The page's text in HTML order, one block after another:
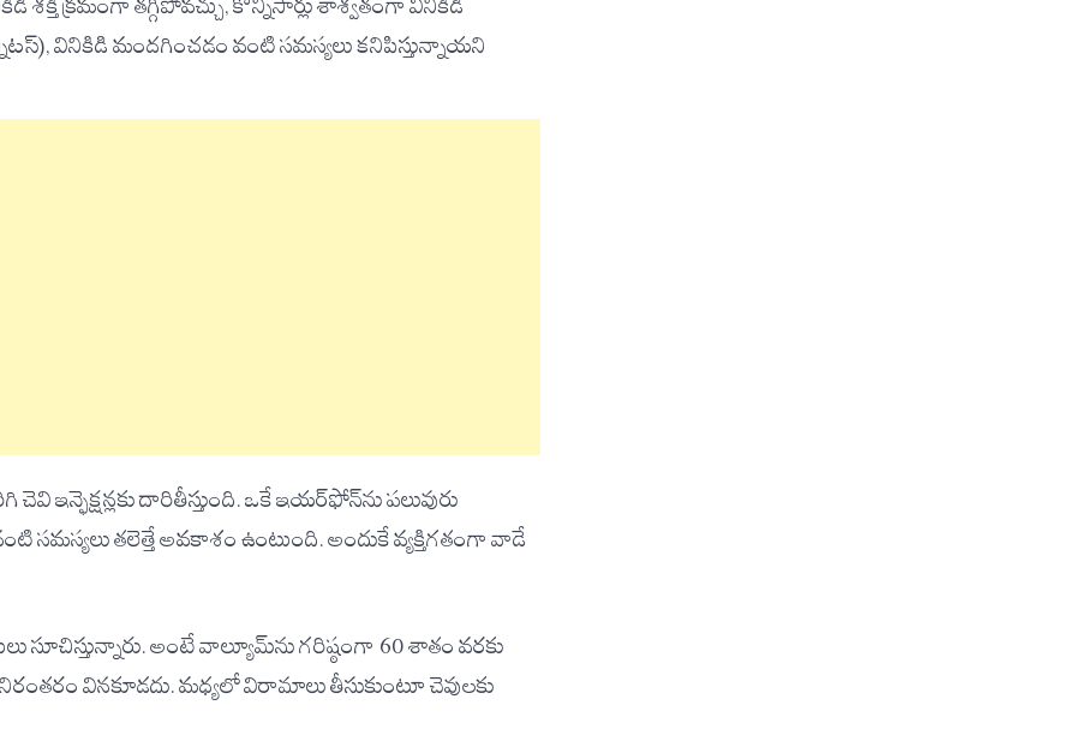
క్రమంగా తగ్గిపోవచ్చు, కొన్నిసార్లు శాశ్వతంగా వినికిడి
వినికిడి మందగించడం వంటి సమస్యలు కనిపిస్తున్నాయని
దారితీస్తుంది. ఒకే ఇయర్‌ఫోన్‌ను పలువురు
తలెత్తే అవకాశం ఉంటుంది. అందుకే వ్యక్తిగతంగా వాడే
అంటే వాల్యూమ్‌ను గరిష్ఠంగా 60 శాతం వరకు
వినకూడదు. మధ్యలో విరామాలు తీసుకుంటూ చెవులకు